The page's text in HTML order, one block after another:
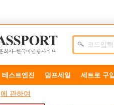
테스트엔진 덤프세일 세트로 구
에 관하여